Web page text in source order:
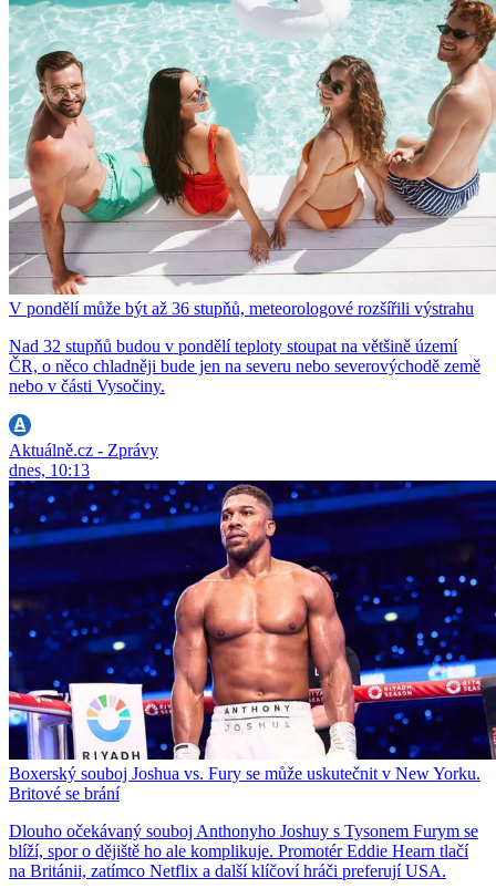
V pondělí může být až 36 stupňů, meteorologové rozšířili výstrahu
Nad 32 stupňů budou v pondělí teploty stoupat na většině území
ČR, o něco chladněji bude jen na severu nebo severovýchodě země
nebo v části Vysočiny.
Aktuálně.cz - Zprávy
dnes, 10:13
Boxerský souboj Joshua vs. Fury se může uskutečnit v New Yorku.
Britové se brání
Dlouho očekávaný souboj Anthonyho Joshuy s Tysonem Furym se
blíží, spor o dějiště ho ale komplikuje. Promotér Eddie Hearn tlačí
na Británii, zatímco Netflix a další klíčoví hráči preferují USA.